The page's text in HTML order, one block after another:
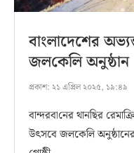
বাংলাদেশের
জল‌কে‌লি অনুষ্ঠান
প্রকাশ: ২১ এপ্রিল ২০২৫, ১৯:৪৯
বান্দরবা‌নের থানছির
উৎসবে জলকেলি